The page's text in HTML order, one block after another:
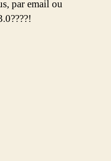
par email ou